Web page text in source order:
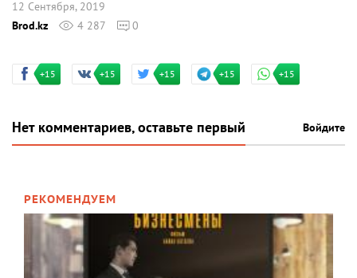
12 Сентября, 2019
Brod.kz
4 287 0
+15 +15 +15 +15 +15
Нет комментариев, оставьте первый Войдите
РЕКОМЕНДУЕМ